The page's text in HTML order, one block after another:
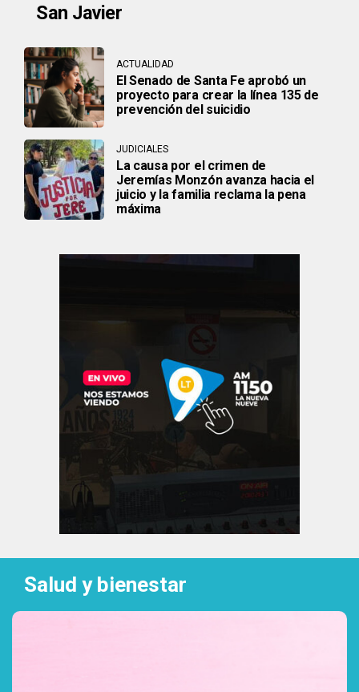
San Javier
ACTUALIDAD
El Senado de Santa Fe aprobó un
proyecto para crear la línea 135 de
prevención del suicidio
JUDICIALES
La causa por el crimen de
Jeremías Monzón avanza hacia el
juicio y la familia reclama la pena
máxima
Salud y bienestar